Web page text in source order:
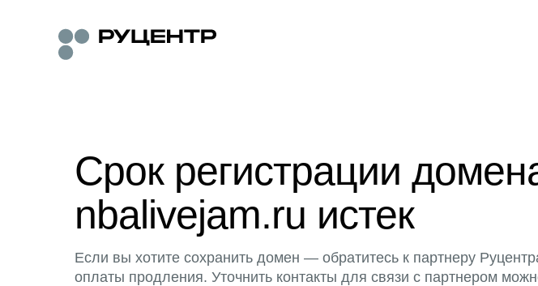
Срок регистрации
nbalivejam.ru истек
Если вы хотите сохранить домен — обратитесь к партнеру
оплаты продления. Уточнить контакты для связи с партнером